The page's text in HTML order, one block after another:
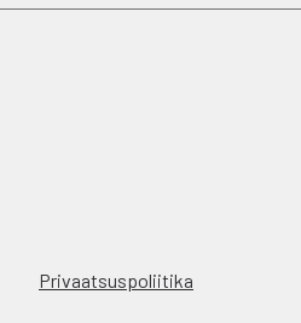
Privaatsuspoliitika